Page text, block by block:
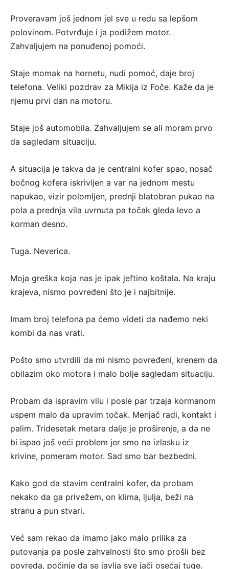
Proveravam još jednom jel sve u redu sa lepšom
polovinom. Potvrđuje i ja podižem motor.
Zahvaljujem na ponuđenoj pomoći.
Staje momak na hornetu, nudi pomoć, daje broj
telefona. Veliki pozdrav za Mikija iz Foče. Kaže da je
njemu prvi dan na motoru.
Staje još automobila. Zahvaljujem se ali moram prvo
da sagledam situaciju.
A situacija je takva da je centralni kofer spao, nosač
bočnog kofera iskrivljen a var na jednom mestu
napukao, vizir polomljen, prednji blatobran pukao na
pola a prednja vila uvrnuta pa točak gleda levo a
korman desno.
Tuga. Neverica.
Moja greška koja nas je ipak jeftino koštala. Na kraju
krajeva, nismo povređeni što je i najbitnije.
Imam broj telefona pa ćemo videti da nađemo neki
kombi da nas vrati.
Pošto smo utvrdili da mi nismo povređeni, krenem da
obilazim oko motora i malo bolje sagledam situaciju.
Probam da ispravim vilu i posle par trzaja kormanom
uspem malo da upravim točak. Menjač radi, kontakt i
palim. Tridesetak metara dalje je proširenje, a da ne
bi ispao još veći problem jer smo na izlasku iz
krivine, pomeram motor. Sad smo bar bezbedni.
Kako god da stavim centralni kofer, da probam
nekako da ga privežem, on klima, ljulja, beži na
stranu a pun stvari.
Već sam rekao da imamo jako malo prilika za
putovanja pa posle zahvalnosti što smo prošli bez
povreda, počinje da se javlja sve jači osećaj tuge.